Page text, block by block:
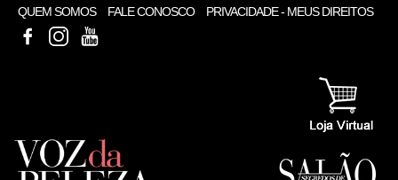
QUEM SOMOS FALE CONOSCO
PRIVACIDADE - MEUS DIREITOS
FACEBOOKINSTAGRAM